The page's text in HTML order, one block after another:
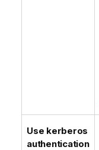
Use kerberos
authentication